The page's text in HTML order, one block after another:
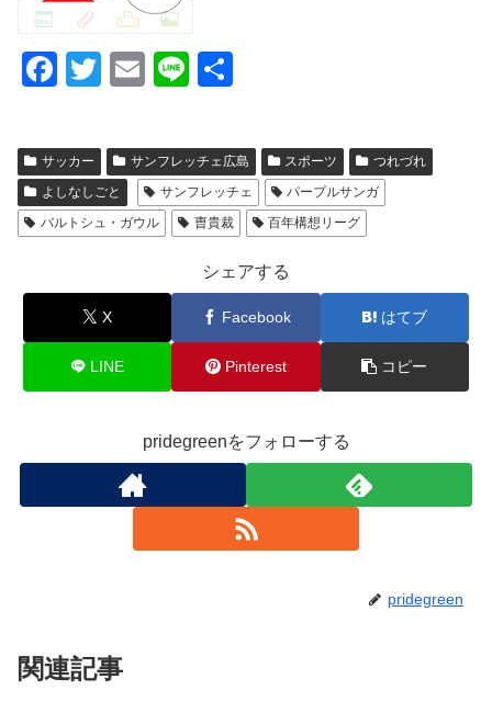
F
c
e
b
o
T
tt
er
E
ail
Li
e
サッカー サンフレッチェ広島 スポーツ
つれづれ
よしなしごと
サンフレッチェ
パープルサンガ
バルトシュ・ガウル
曺貴裁 百年構想リーグ
シェアする
X Facebook はてブ
LINE Pinterest コピー
pridegreenをフォローする
pridegreen
関連記事